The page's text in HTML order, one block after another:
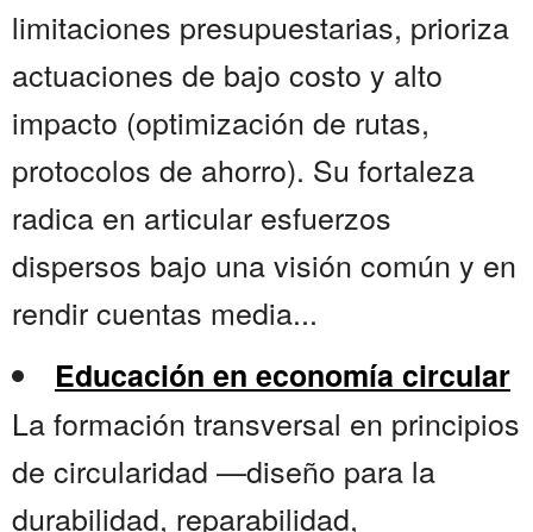
limitaciones presupuestarias, prioriza
actuaciones de bajo costo y alto
impacto (optimización de rutas,
protocolos de ahorro). Su fortaleza
radica en articular esfuerzos
dispersos bajo una visión común y en
rendir cuentas media...
Educación en economía circular
La formación transversal en principios
de circularidad —diseño para la
durabilidad, reparabilidad,